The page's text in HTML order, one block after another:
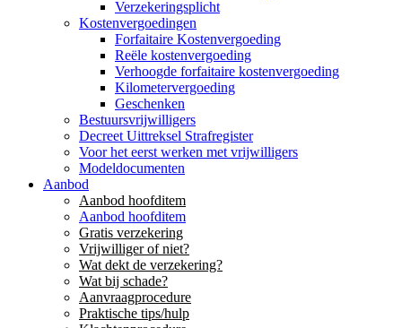
Verzekeringsplicht
Kostenvergoedingen
Forfaitaire Kostenvergoeding
Reële kostenvergoeding
Verhoogde forfaitaire kostenvergoeding
Kilometervergoeding
Geschenken
Bestuursvrijwilligers
Decreet Uittreksel Strafregister
Voor het eerst werken met vrijwilligers
Modeldocumenten
Aanbod
Aanbod hoofditem
Aanbod hoofditem
Gratis verzekering
Vrijwilliger of niet?
Wat dekt de verzekering?
Wat bij schade?
Aanvraagprocedure
Praktische tips/hulp